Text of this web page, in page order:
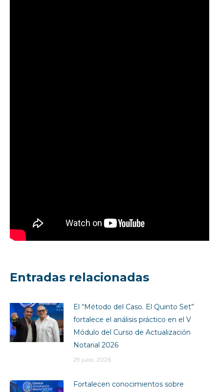
Entradas relacionadas
El “Método del Caso. El Quinto Set”
fortalece el análisis práctico en el V
Módulo del Curso de Actualización
Notarial 2026
29 julio, 2026
Fortalecen conocimientos sobre